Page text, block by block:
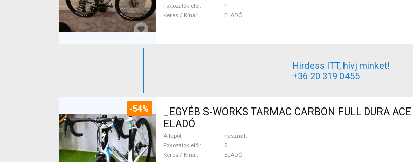
Fokozatok elöl
1
Keres / Kínál
ELADÓ
Hirdess ITT, hívj minket!
+36 20 319 0455
-54%
_EGYÉB S-WORKS TARMAC CARBON FULL DURA
ELADÓ
Állapot
használt
Fokozatok elöl
2
Keres / Kínál
ELADÓ